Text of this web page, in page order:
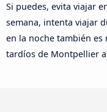
Si puedes, evita viajar
semana, intenta viajar
en la noche también es
tardíos de Montpellier